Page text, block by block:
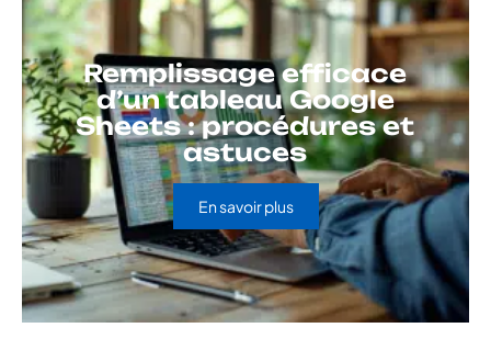
Remplissage efficace
d’un tableau Google
Sheets : procédures et
astuces
En savoir plus